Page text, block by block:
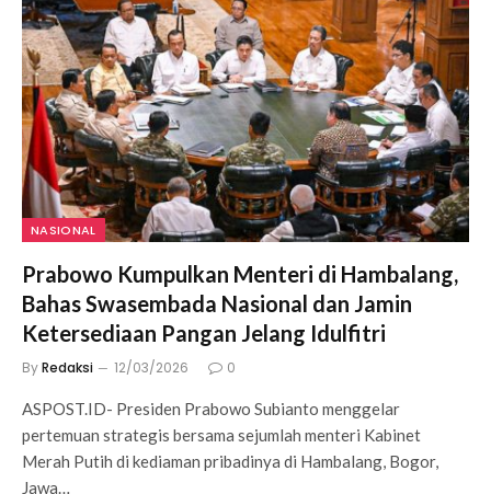
NASIONAL
Prabowo Kumpulkan Menteri di Hambalang,
Bahas Swasembada Nasional dan Jamin
Ketersediaan Pangan Jelang Idulfitri
ByRedaksi 12/03/2026 0
ASPOST.ID- Presiden Prabowo Subianto menggelar
pertemuan strategis bersama sejumlah menteri Kabinet
Merah Putih di kediaman pribadinya di Hambalang, Bogor,
Jawa…